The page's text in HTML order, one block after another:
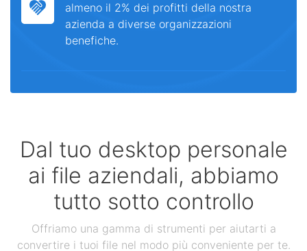
almeno il 2% dei profitti della nostra
azienda a diverse organizzazioni
benefiche.
Dal tuo desktop personale
ai file aziendali, abbiamo
tutto sotto controllo
Offriamo una gamma di strumenti per aiutarti a
convertire i tuoi file nel modo più conveniente per te.